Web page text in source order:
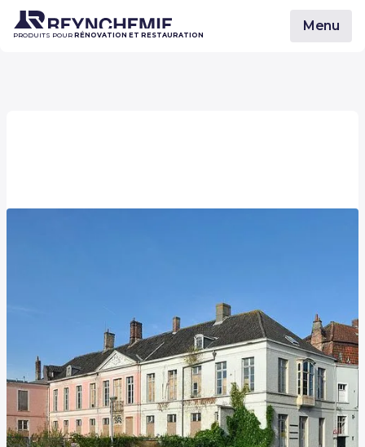
PRODUITS POUR RÉNOVATION ET RESTAURATION
Menu